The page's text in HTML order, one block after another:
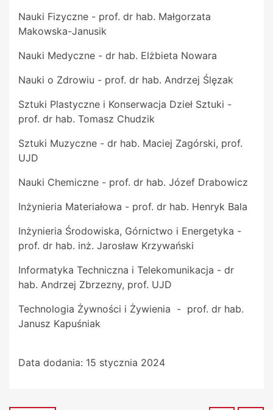
Nauki Fizyczne - prof. dr hab. Małgorzata
Makowska-Janusik
Nauki Medyczne - dr hab. Elżbieta Nowara
Nauki o Zdrowiu - prof. dr hab. Andrzej Ślęzak
Sztuki Plastyczne i Konserwacja Dzieł Sztuki -
prof. dr hab. Tomasz Chudzik
Sztuki Muzyczne - dr hab. Maciej Zagórski, prof.
UJD
Nauki Chemiczne - prof. dr hab. Józef Drabowicz
Inżynieria Materiałowa - prof. dr hab. Henryk Bala
Inżynieria Środowiska, Górnictwo i Energetyka -
prof. dr hab. inż. Jarosław Krzywański
Informatyka Techniczna i Telekomunikacja - dr
hab. Andrzej Zbrzezny, prof. UJD
Technologia Żywności i Żywienia - prof. dr hab.
Janusz Kapuśniak
Data dodania: 15 stycznia 2024